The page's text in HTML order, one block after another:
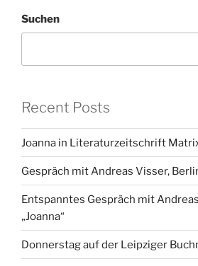
Suchen
Recent Posts
Joanna in Literaturzeitschrift
Gespräch mit Andreas Visser,
Entspanntes Gespräch mit
„Joanna“
Donnerstag auf der Leipziger